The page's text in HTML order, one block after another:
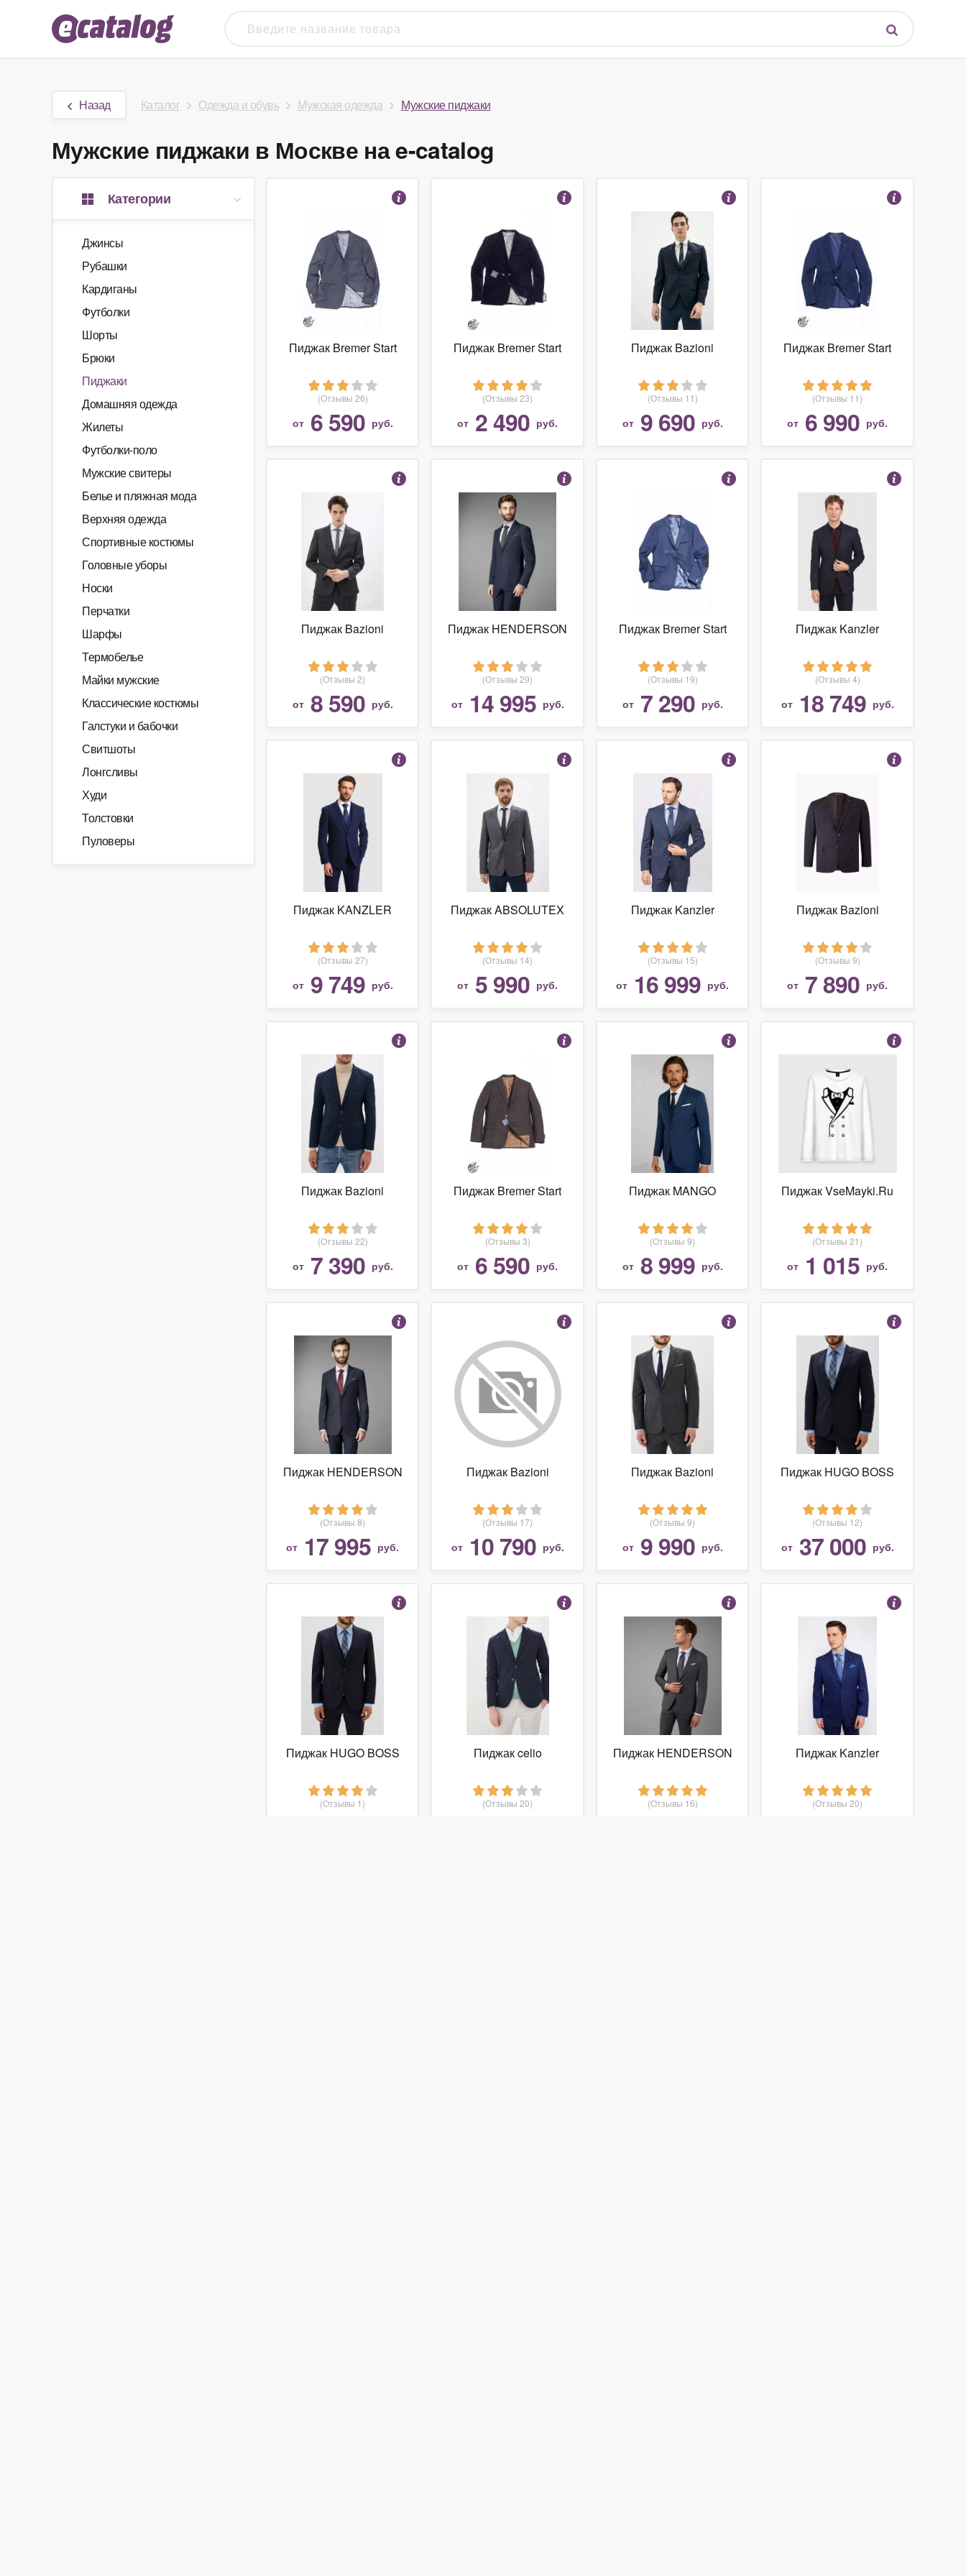
Назад Каталог Одежда и обувь Мужская одежда Мужские пиджаки
Мужские пиджаки в Москве на e-catalog
Категории
Джинсы
Рубашки
Кардиганы
Футболки
Шорты
Брюки
Пиджаки
Домашняя одежда
Жилеты
Футболки-поло
Мужские свитеры
Белье и пляжная мода
Верхняя одежда
Спортивные костюмы
Головные уборы
Носки
Перчатки
Шарфы
Термобелье
Майки мужские
Классические костюмы
Галстуки и бабочки
Свитшоты
Лонгсливы
Худи
Толстовки
Пуловеры
Пиджак Bremer Start
(Отзывы 26)
от 6 590 руб.
Пиджак Bremer Start
(Отзывы 23)
от 2 490 руб.
Пиджак Bazioni
(Отзывы 11)
от 9 690 руб.
Пиджак Bremer Start
(Отзывы 11)
от 6 990 руб.
Пиджак Bazioni
(Отзывы 2)
от 8 590 руб.
Пиджак HENDERSON
(Отзывы 29)
от 14 995 руб.
Пиджак Bremer Start
(Отзывы 19)
от 7 290 руб.
Пиджак Kanzler
(Отзывы 4)
от 18 749 руб.
Пиджак KANZLER
(Отзывы 27)
от 9 749 руб.
Пиджак ABSOLUTEX
(Отзывы 14)
от 5 990 руб.
Пиджак Kanzler
(Отзывы 15)
от 16 999 руб.
Пиджак Bazioni
(Отзывы 9)
от 7 890 руб.
Пиджак Bazioni
(Отзывы 22)
от 7 390 руб.
Пиджак Bremer Start
(Отзывы 3)
от 6 590 руб.
Пиджак MANGO
(Отзывы 9)
от 8 999 руб.
Пиджак VseMayki.Ru
(Отзывы 21)
от 1 015 руб.
Пиджак HENDERSON
(Отзывы 8)
от 17 995 руб.
Пиджак Bazioni
(Отзывы 17)
от 10 790 руб.
Пиджак Bazioni
(Отзывы 9)
от 9 990 руб.
Пиджак HUGO BOSS
(Отзывы 12)
от 37 000 руб.
Пиджак HUGO BOSS
(Отзывы 1)
Пиджак celio
(Отзывы 20)
Пиджак HENDERSON
(Отзывы 16)
Пиджак Kanzler
(Отзывы 20)